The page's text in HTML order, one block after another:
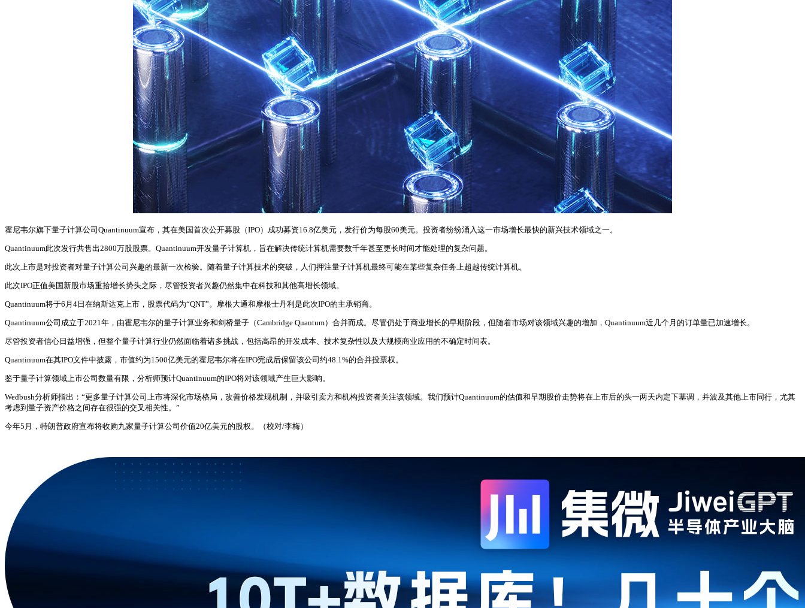
霍尼韦尔旗下量子计算公司Quantinuum宣布，其在美国首次公开募股（IPO）成功募资16.8亿美元，发行价为每股60美元。投资者纷纷涌入这一市场增长最快的新兴技术领域之一。
Quantinuum此次发行共售出2800万股股票。Quantinuum开发量子计算机，旨在解决传统计算机需要数千年甚至更长时间才能处理的复杂问题。
此次上市是对投资者对量子计算公司兴趣的最新一次检验。随着量子计算技术的突破，人们押注量子计算机最终可能在某些复杂任务上超越传统计算机。
此次IPO正值美国新股市场重拾增长势头之际，尽管投资者兴趣仍然集中在科技和其他高增长领域。
Quantinuum将于6月4日在纳斯达克上市，股票代码为“QNT”。摩根大通和摩根士丹利是此次IPO的主承销商。
Quantinuum公司成立于2021年，由霍尼韦尔的量子计算业务和剑桥量子（Cambridge Quantum）合并而成。尽管仍处于商业增长的早期阶段，但随着市场对该领域兴趣的增加，Quantinuum近几个月的订单量已加速增长。
尽管投资者信心日益增强，但整个量子计算行业仍然面临着诸多挑战，包括高昂的开发成本、技术复杂性以及大规模商业应用的不确定时间表。
Quantinuum在其IPO文件中披露，市值约为1500亿美元的霍尼韦尔将在IPO完成后保留该公司约48.1%的合并投票权。
鉴于量子计算领域上市公司数量有限，分析师预计Quantinuum的IPO将对该领域产生巨大影响。
Wedbush分析师指出：“更多量子计算公司上市将深化市场格局，改善价格发现机制，并吸引卖方和机构投资者关注该领域。我们预计Quantinuum的估值和早期股价走势将在上市后的头一两天内定下基调，并波及其他上市同行，尤其
考虑到量子资产价格之间存在很强的交叉相关性。”
今年5月，特朗普政府宣布将收购九家量子计算公司价值20亿美元的股权。（校对/李梅）